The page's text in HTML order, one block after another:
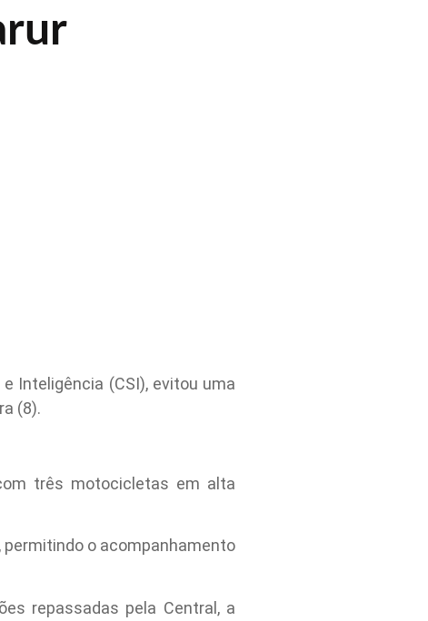
Inteligência (CSI), evitou uma
(8).
três motocicletas em alta
o acompanhamento
repassadas pela Central, a